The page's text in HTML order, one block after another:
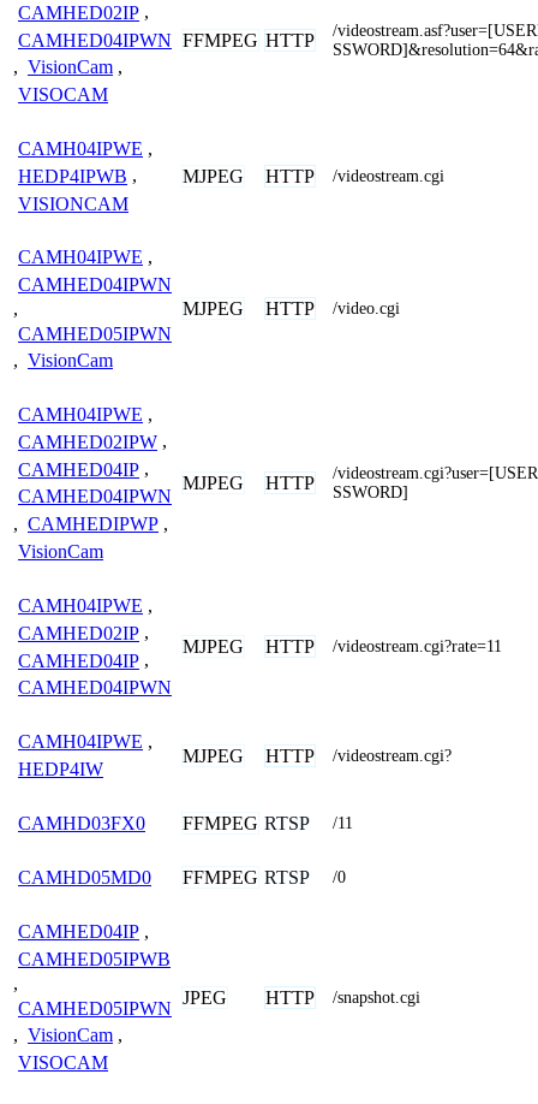
CAMHED02IP ,
CAMHED04IPWN
, VisionCam ,
VISOCAM
FFMPEG HTTP
/
CAMH04IPWE ,
HEDP4IPWB ,
VISIONCAM
MJPEG HTTP /videostream.cgi
CAMH04IPWE ,
CAMHED04IPWN
,
CAMHED05IPWN
, VisionCam
MJPEG HTTP /video.cgi
CAMH04IPWE ,
CAMHED02IPW ,
CAMHED04IP ,
CAMHED04IPWN
, CAMHEDIPWP ,
VisionCam
MJPEG HTTP
/
SSWORD]
CAMH04IPWE ,
CAMHED02IP ,
CAMHED04IP ,
CAMHED04IPWN
MJPEG HTTP /videostream.cgi?rate=11
CAMH04IPWE ,
HEDP4IW
MJPEG HTTP /videostream.cgi?
CAMHD03FX0 FFMPEG RTSP /11
CAMHD05MD0 FFMPEG RTSP /0
CAMHED04IP ,
CAMHED05IPWB
,
CAMHED05IPWN
, VisionCam ,
VISOCAM
JPEG HTTP /snapshot.cgi